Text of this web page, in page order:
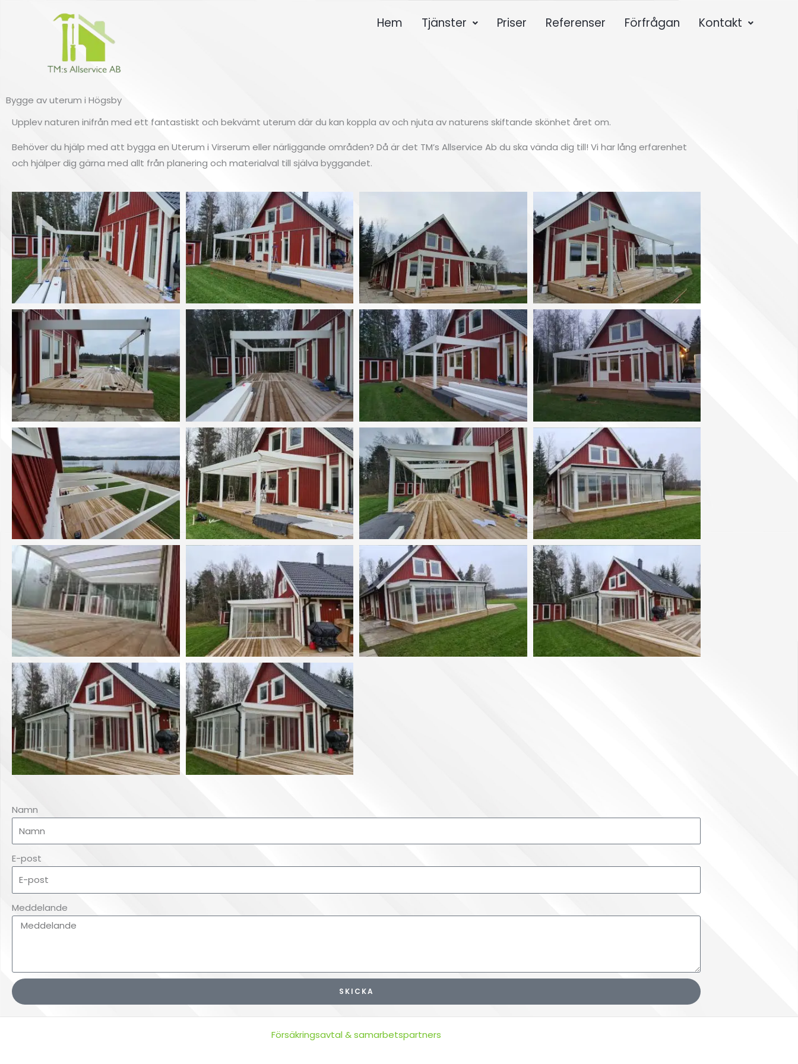
Hem Tjänster Priser Referenser Förfrågan Kontakt
Bygge av uterum i Högsby
Upplev naturen inifrån med ett fantastiskt och bekvämt uterum där du kan koppla av och njuta av naturens skiftande skönhet året om.
Behöver du hjälp med att bygga en Uterum i Virserum eller närliggande områden? Då är det TM’s Allservice Ab du ska vända dig till! Vi har lång erfarenhet
och hjälper dig gärna med allt från planering och materialval till själva byggandet.
Namn
E-post
Meddelande
SKICKA
Försäkringsavtal & samarbetspartners